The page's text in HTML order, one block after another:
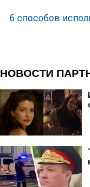
6 способов